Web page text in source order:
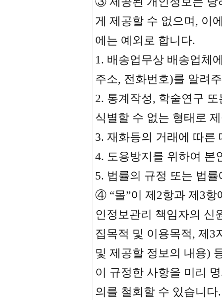
게 제공할 수 없으며, 이
에는 예외로 합니다.
1. 배송업무상 배송업체
주소, 전화번호)를 알려
2. 통계작성, 학술연구
식별할 수 없는 형태로
3. 재화등의 거래에 따른
4. 도용방지를 위하여 본
5. 법률의 규정 또는 법
④ “몰”이 제2항과 제3항
인정보관리 책임자의 신
집목적 및 이용목적, 제3
및 제공할 정보의 내용)
이 규정한 사항을 미리
의를 철회할 수 있습니다.